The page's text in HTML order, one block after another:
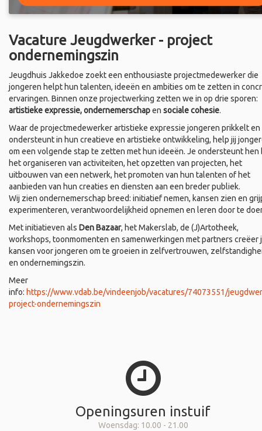
Vacature Jeugdwerker - project
ondernemingszin
Jeugdhuis Jakkedoe zoekt een enthousiaste projectmedewerker die
jongeren helpt hun talenten, ideeën en ambities om te zetten in
ervaringen. Binnen onze projectwerking zetten we in op drie sporen:
artistieke expressie, ondernemerschapen sociale cohesie.
Waar de projectmedewerker artistieke expressie jongeren prikkelt en
ondersteunt in hun creatieve en artistieke ontwikkeling, help jij
om een volgende stap te zetten met hun ideeën. Je ondersteunt hen
het organiseren van activiteiten, het opzetten van projecten, het
uitbouwen van een netwerk, het promoten van hun talenten of het
aanbieden van hun creaties en diensten aan een breder publiek.
Wij zien ondernemerschap breed: initiatief nemen, kansen zien en
experimenteren, verantwoordelijkheid opnemen en leren door te
Met initiatieven als Den Bazaar, het Makerslab, de (J)Artotheek,
workshops, toonmomenten en samenwerkingen met partners creëer
kansen voor jongeren om te groeien in zelfvertrouwen,
en ondernemingszin.
Meer
info: https://www.vdab.be/vindeenjob/vacatures/74073551/
project-ondernemingszin
Openingsuren instuif
Woensdag: 10.00 - 21.00